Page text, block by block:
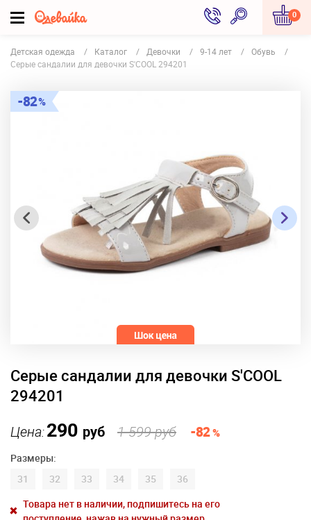
0
Детская одежда Каталог Девочки 9-14 лет
Обувь
Серые сандалии для девочки S'COOL 294201
82
Серые сандалии для девочки S'COOL
294201
Цена:290 руб 1 599 руб -82%
Размеры:
31
32 33 34 35
36
Товара нет в наличии, подпишитесь на его